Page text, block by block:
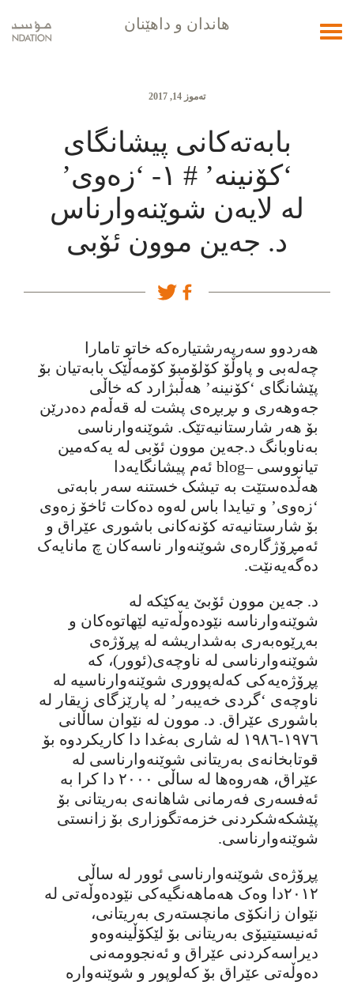
هاندان و داهێنان
Toggle
تەموز 14, 2017
بابەتەکانی پیشانگای
‘کۆنینە’ # ١- ‘زەوی’
لە لایەن شوێنەوارناس
د. جەین موون ئۆبی
هەردوو سەرپەرشتیارەکە خاتو تامارا
چەلەبی و پاوڵۆ کۆلۆمبۆ کۆمەڵێک بابەتیان بۆ
پێشانگای ‘کۆنینە’ هەڵبژارد کە خاڵی
جەوهەری و ىڕبڕەی پشت لە قەڵەم دەدرێن
بۆ هەر شارستانیەتێک. شوێنەوارناسی
بەناوبانگ د.جەین موون ئۆبی لە یەکەمین
تیانووسی –blog ئەم پیشانگایەدا
هەڵدەستێت بە تیشک خستنە سەر بابەتی
‘زەوی’ و تیایدا باس لەوە دەکات ئاخۆ زەوی
بۆ شارستانیەتە کۆنەکانی باشوری عێراق و
ئەمڕۆژگارەی شوێنەوار ناسەکان چ مانایەک
دەگەیەنێت.
د. جەین موون ئۆبێ یەکێکە لە
شوێنەوارناسە نێودەوڵەتیە لێهاتوەکان و
بەڕێوەبەری بەشداریشە لە پڕۆژەی
شوێنەوارناسی لە ناوچەی(ئوور)، کە
پڕۆژەیەکی کەلەپووری شوێنەوارناسیە لە
ناوچەی ‘گردی خەیبەر’ لە پارێزگای زیقار لە
باشوری عێراق. د. موون لە نێوان ساڵانی
١٩٧٦-١٩٨٦ لە شاری بەغدا دا کاریکردوە بۆ
قوتابخانەی بەریتانی شوێنەوارناسی لە
عێراق، هەروەها لە ساڵی ٢٠٠٠ دا کرا بە
ئەفسەری فەرمانی شاهانەی بەریتانی بۆ
پێشکەشکردنی خزمەتگوزاری بۆ زانستی
شوێنەوارناسی.
پڕۆژەی شوێنەوارناسی ئوور لە ساڵی
٢٠١٢دا وەک هەماهەنگیەکی نێودەوڵەتی لە
نێوان زانکۆی مانچستەری بەریتانی،
ئەنیستیتیۆی بەریتانی بۆ لێکۆڵینەوەو
دیراسەکردنی عێراق و ئەنجوومەنی
دەوڵەتی عێراق بۆ کەلوپور و شوێنەوارە